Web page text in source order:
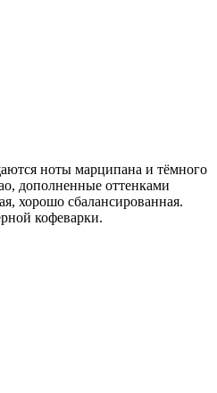
ноты марципана и тёмного
дополненные оттенками
хорошо сбалансированная.
кофеварки.